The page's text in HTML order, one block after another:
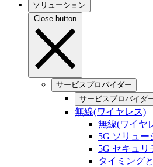
ソリューション
Close button
サービスプロバイダー
サービスプロバイダ
無線(ワイヤレス)
無線(ワイヤ
5G ソリュー
5G セキュリ
タイミング